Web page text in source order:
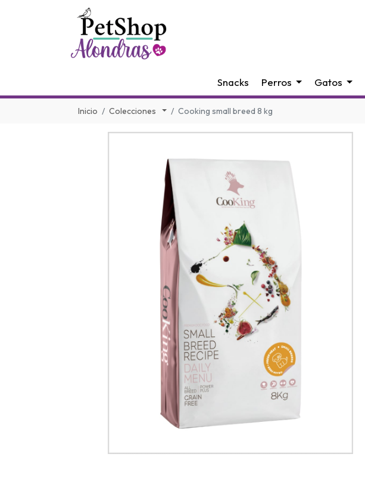
Snacks Perros Gatos
Inicio Colecciones Cooking small breed 8 kg